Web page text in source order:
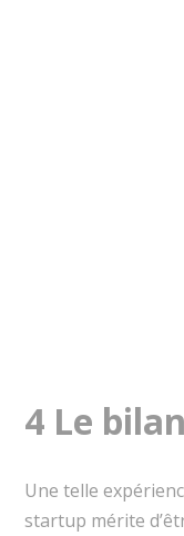
4 Le
Une telle
startup mérite